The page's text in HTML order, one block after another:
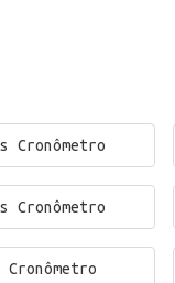
Cronômetro
Cronômetro